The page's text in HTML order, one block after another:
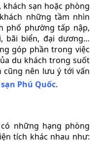
sạn hoặc phòng
những tầm nhìn
phố phường tấp nập,
bãi biển, đại dương…
góp phần trong việc
du khách trong suốt
cũng nên lưu ý tới vấn
Phú Quốc.
những hạng phòng
tích khác nhau như: